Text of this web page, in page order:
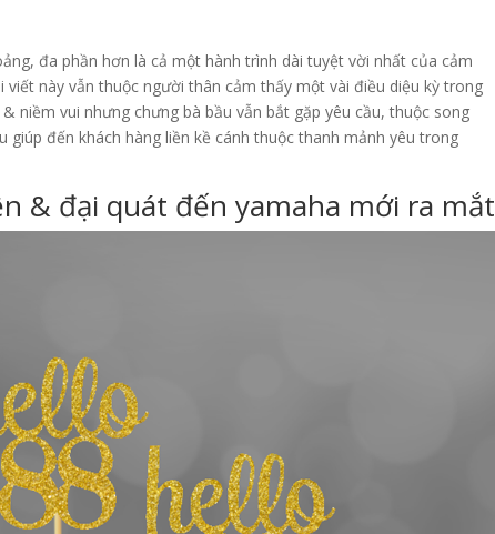
đa phần hơn là cả một hành trình dài tuyệt vời nhất của cảm
này vẫn thuộc người thân cảm thấy một vài điều diệu kỳ trong
niềm vui nhưng chưng bà bầu vẫn bắt gặp yêu cầu, thuộc song
đến khách hàng liền kề cánh thuộc thanh mảnh yêu trong
& đại quát đến yamaha mới ra mắt